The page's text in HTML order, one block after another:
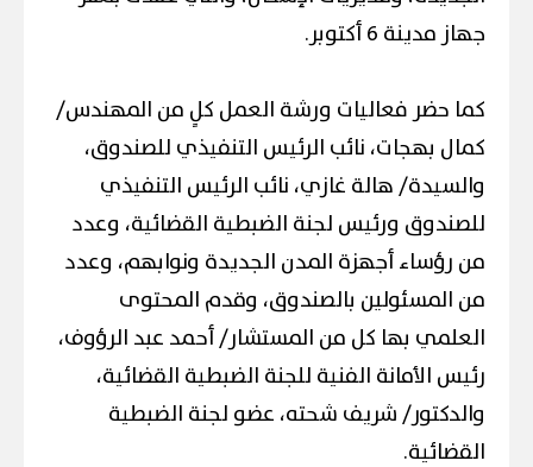
جهاز مدينة 6 أكتوبر.
كما حضر فعاليات ورشة العمل كلٍ من المهندس/
كمال بهجات، نائب الرئيس التنفيذي للصندوق،
والسيدة/ هالة غازي، نائب الرئيس التنفيذي
للصندوق ورئيس لجنة الضبطية القضائية، وعدد
من رؤساء أجهزة المدن الجديدة ونوابهم، وعدد
من المسئولين بالصندوق، وقدم المحتوى
العلمي بها كل من المستشار/ أحمد عبد الرؤوف،
رئيس الأمانة الفنية للجنة الضبطية القضائية،
والدكتور/ شريف شحته، عضو لجنة الضبطية
القضائية.